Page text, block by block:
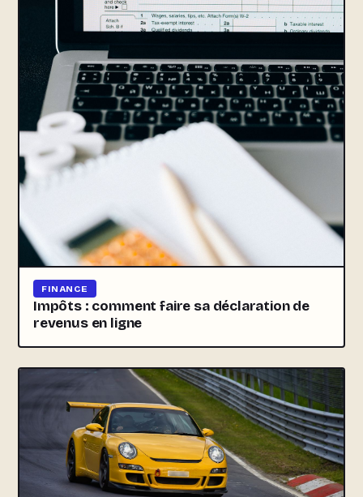
FINANCE
Impôts : comment faire sa déclaration de
revenus en ligne